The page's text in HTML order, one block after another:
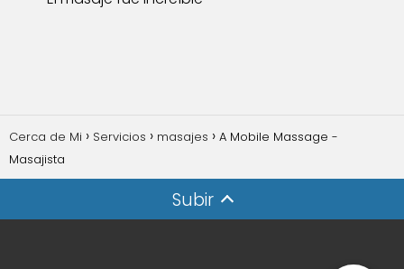
Cerca de Mi Servicios masajes
A Mobile Massage -
Masajista
Subir